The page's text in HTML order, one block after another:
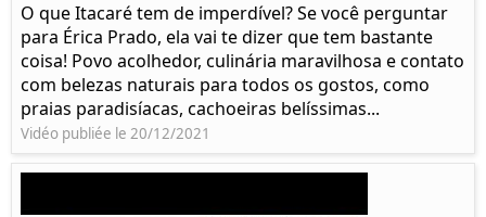
O que Itacaré tem de imperdível? Se você perguntar
para Érica Prado, ela vai te dizer que tem bastante
coisa!​ Povo acolhedor, culinária maravilhosa e contato
com belezas naturais para todos os gostos, como
praias paradisíacas, cachoeiras belíssimas...
Vidéo publiée le 20/12/2021